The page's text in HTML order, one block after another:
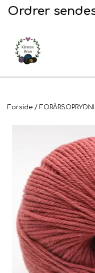
Ordrer
Garn
Forside